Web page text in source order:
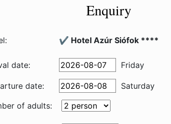
Enquiry
✔️ Hotel Azúr Siófok ****
date: Friday
date:
Saturday
of adults: